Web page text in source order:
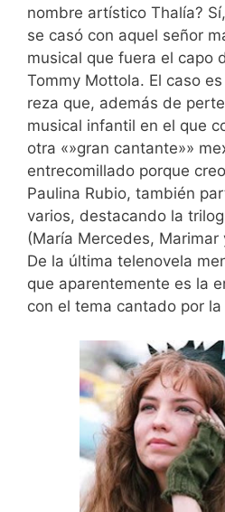
nombre artístico Thalía?
se casó con aquel señor
musical que fuera el capo
Tommy Mottola. El caso
reza que, además de
musical infantil en el que
otra «»gran cantante»»
entrecomillado porque
Paulina Rubio, también
varios, destacando la
(María Mercedes,
De la última telenovela
que aparentemente es la
con el tema cantado por